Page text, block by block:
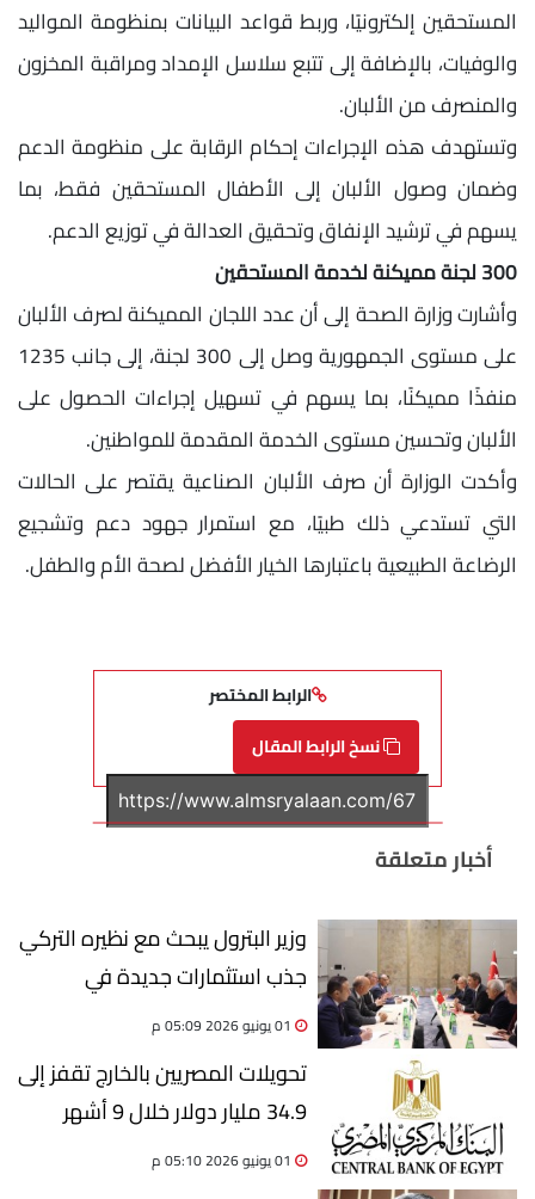
المستحقين إلكترونيًا، وربط قواعد البيانات بمنظومة المواليد
والوفيات، بالإضافة إلى تتبع سلاسل الإمداد ومراقبة المخزون
والمنصرف من الألبان.
وتستهدف هذه الإجراءات إحكام الرقابة على منظومة الدعم
وضمان وصول الألبان إلى الأطفال المستحقين فقط، بما
يسهم في ترشيد الإنفاق وتحقيق العدالة في توزيع الدعم.
300 لجنة مميكنة لخدمة المستحقين
وأشارت وزارة الصحة إلى أن عدد اللجان المميكنة لصرف الألبان
على مستوى الجمهورية وصل إلى 300 لجنة، إلى جانب 1235
منفذًا مميكنًا، بما يسهم في تسهيل إجراءات الحصول على
الألبان وتحسين مستوى الخدمة المقدمة للمواطنين.
وأكدت الوزارة أن صرف الألبان الصناعية يقتصر على الحالات
التي تستدعي ذلك طبيًا، مع استمرار جهود دعم وتشجيع
الرضاعة الطبيعية باعتبارها الخيار الأفضل لصحة الأم والطفل.
الرابط المختصر
نسخ الرابط المقال
أخبار متعلقة
وزير البترول يبحث مع نظيره التركي
جذب استثمارات جديدة في
التعدين المصري
01 يونيو 2026 05:09 م
تحويلات المصريين بالخارج تقفز إلى
34.9 مليار دولار خلال 9 أشهر
01 يونيو 2026 05:10 م